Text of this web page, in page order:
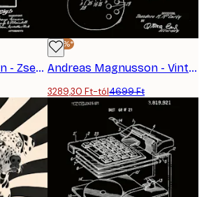
Andreas Magnusson - Zseböngyújtó Szabadalom Poszter
-30%*
Andreas Magnusson - Vintage Gitárszabadalom Poszter
3289,30 Ft-tól4699 Ft